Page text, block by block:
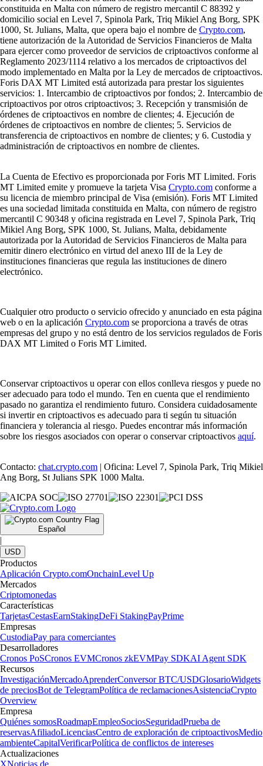
constituida en Malta con número de registro mercantil C 88392 y
domicilio social en Level 7, Spinola Park, Triq Mikiel Ang Borg, SPK
1000, St. Julians, Malta, que opera bajo el nombre de Crypto.com,
tiene autorización de la Autoridad de Servicios Financieros de Malta
para ejercer como proveedor de servicios de criptoactivos conforme al
Reglamento 2023/1114 relativo a los mercados de criptoactivos del
modo implementado en Malta por la Ley de mercados de criptoactivos.
Foris DAX MT Limited está autorizada para prestar los siguientes
servicios: 1. Intercambio de criptoactivos por fondos; 2. Intercambio de
criptoactivos por otros criptoactivos; 3. Recepción y transmisión de
órdenes de criptoactivos en nombre de clientes; 4. Ejecución de
órdenes de criptoactivos en nombre de clientes; 5. Servicios de
transferencia de criptoactivos en nombre de clientes; y 6. Custodia y
administración de criptoactivos en nombre de clientes.
La Cuenta de Efectivo es proporcionada por Foris MT Limited. Foris
MT Limited emite y promueve la tarjeta Visa Crypto.com conforme a
su licencia de miembro principal de Visa (emisión). Foris MT Limited
es una sociedad limitada constituida en Malta, con número de registro
mercantil C 90348 y oficina registrada en Level 7, Spinola Park, Triq
Mikiel Ang Borg, SPK 1000, St. Julians, Malta, debidamente
autorizada por la Autoridad de Servicios Financieros de Malta para
emitir dinero electrónico en virtud del anexo III de la Ley de
instituciones financieras que regula las instituciones de dinero
electrónico.
Cualquier otro producto o servicio ofrecido y anunciado en esta página
web o en la aplicación Crypto.com se proporciona a través de otras
empresas del grupo y no está dentro de los servicios regulados de Foris
DAX MT Limited o Foris MT Limited.
Conservar criptoactivos u operar con ellos conlleva riesgos y puede no
ser adecuado para todo el mundo. Ten en cuenta que el rendimiento
pasado no garantiza el rendimiento futuro. Considera cuidadosamente
si invertir en criptoactivos es adecuado para ti según tu situación
financiera y tolerancia al riesgo. Puedes encontrar más información
sobre los riesgos asociados con operar o conservar criptoactivos aquí.
Contacto: chat.crypto.com | Oficina: Level 7, Spinola Park, Triq Mikiel
Ang Borg, St Julians SPK 1000 Malta.
Español
|
USD
Productos
Aplicación Crypto.comOnchainLevel Up
Mercados
Criptomonedas
Características
TarjetasCestasEarnStakingDeFi StakingPayPrime
Empresas
CustodiaPay para comerciantes
Desarrolladores
Cronos PoSCronos EVMCronos zkEVMPay SDKAI Agent SDK
Recursos
InvestigaciónMercadoAprenderConversor BTC/USDGlosarioWidgets
de preciosBot de TelegramPolítica de reclamacionesAsistenciaCrypto
Overview
Empresa
Quiénes somosRoadmapEmpleoSociosSeguridadPrueba de
reservasAfiliadoLicenciasCentro de exploración de criptoactivosMedio
ambienteCapitalVerificarPolítica de conflictos de intereses
Actualizaciones
XNoticias de